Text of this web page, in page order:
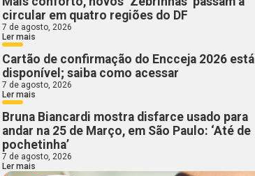
circular em quatro regiões do DF
7 de agosto, 2026
Ler mais
Cartão de confirmação do Encceja 2026 está
disponível; saiba como acessar
7 de agosto, 2026
Ler mais
Bruna Biancardi mostra disfarce usado para
andar na 25 de Março, em São Paulo: ‘Até de
pochetinha’
7 de agosto, 2026
Ler mais